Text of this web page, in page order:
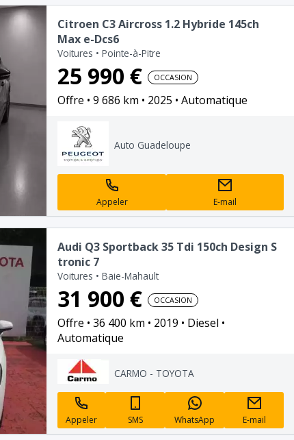
Citroen C3 Aircross 1.2 Hybride 145ch
Max e-Dcs6
Voitures • Pointe-à-Pitre
25 990 € OCCASION
Offre 9 686 km 2025 Automatique
Auto Guadeloupe
Appeler E-mail
Audi Q3 Sportback 35 Tdi 150ch Design S
tronic 7
Voitures • Baie-Mahault
31 900 € OCCASION
Offre 36 400 km 2019
Diesel
Automatique
CARMO - TOYOTA
Appeler SMS WhatsApp E-mail